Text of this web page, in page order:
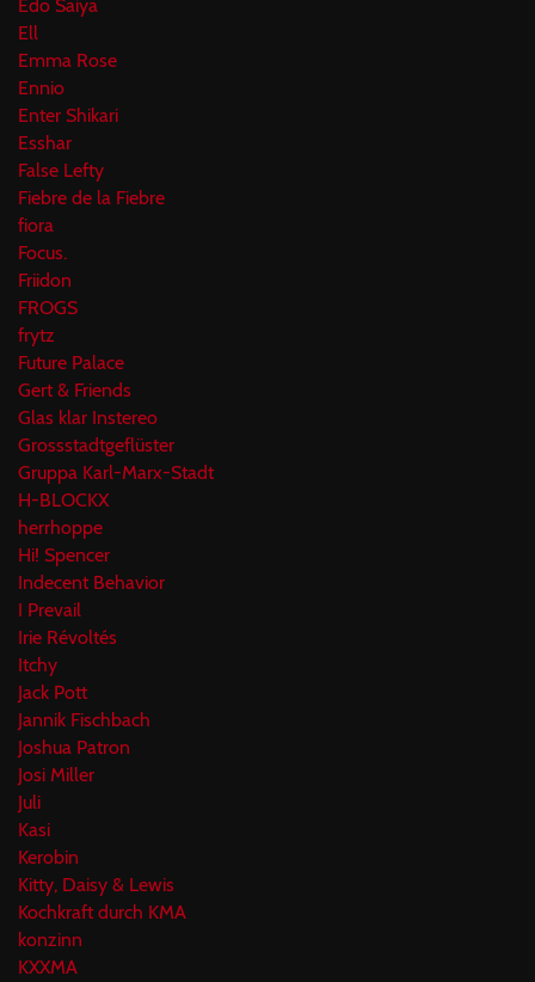
Edo Saiya
Ell
Emma Rose
Ennio
Enter Shikari
Esshar
False Lefty
Fiebre de la Fiebre
fiora
Focus.
Friidon
FROGS
frytz
Future Palace
Gert & Friends
Glas klar Instereo
Grossstadtgeflüster
Gruppa Karl-Marx-Stadt
H-BLOCKX
herrhoppe
Hi! Spencer
Indecent Behavior
I Prevail
Irie Révoltés
Itchy
Jack Pott
Jannik Fischbach
Joshua Patron
Josi Miller
Juli
Kasi
Kerobin
Kitty, Daisy & Lewis
Kochkraft durch KMA
konzinn
KXXMA